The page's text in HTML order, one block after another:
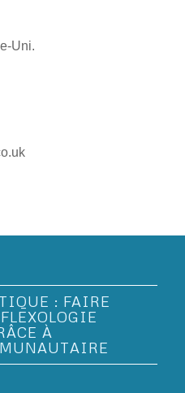
Uni.
: FAIRE
À